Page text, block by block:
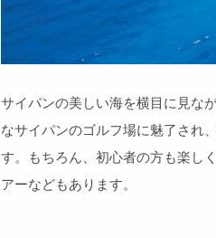
サイパンの美しい海を横目に見な
なサイパンのゴルフ場に魅了され
す。もちろん、初心者の方も楽し
アーなどもあります。